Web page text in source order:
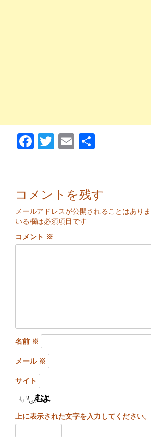
Facebook
Twitter
Email
コメントを残す
メールアドレスが公開されることはありま
いる欄は必須項目です
コメント ※
名前 ※
メール ※
サイト
上に表示された文字を入力してください。